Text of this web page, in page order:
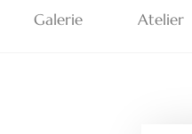
Galerie Atelier